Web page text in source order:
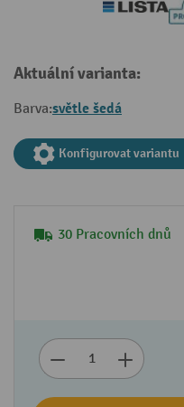
Aktuální varianta:
Barva:světle šedá
Konfigurovat variantu
30 Pracovních dnů